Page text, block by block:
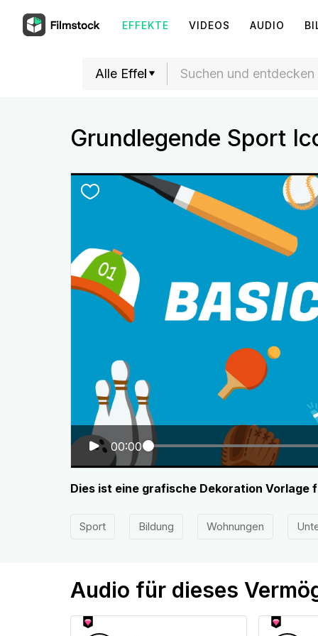
EFFEKTE VIDEOS AUDIO
Grundlegende Sport
00:00
Dies ist eine grafische Dekoration Vorlage
Sport Bildung Wohnungen
Audio für dieses